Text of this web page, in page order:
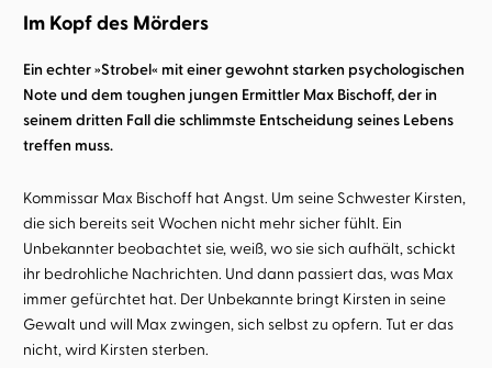
Im Kopf des Mörders
Ein echter »Strobel« mit einer gewohnt starken psychologischen
Note und dem toughen jungen Ermittler Max Bischoff, der in
seinem dritten Fall die schlimmste Entscheidung seines Lebens
treffen muss.
Kommissar Max Bischoff hat Angst. Um seine Schwester Kirsten,
die sich bereits seit Wochen nicht mehr sicher fühlt. Ein
Unbekannter beobachtet sie, weiß, wo sie sich aufhält, schickt
ihr bedrohliche Nachrichten. Und dann passiert das, was Max
immer gefürchtet hat. Der Unbekannte bringt Kirsten in seine
Gewalt und will Max zwingen, sich selbst zu opfern. Tut er das
nicht, wird Kirsten sterben.